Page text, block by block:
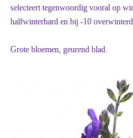
selecteert tegenwoordig vooral op
halfwinterhard en bij -10
Grote bloemen, geurend blad.